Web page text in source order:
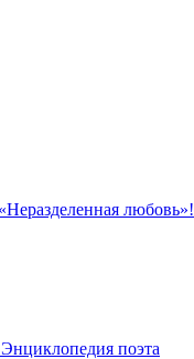
любовь»!
Энциклопедия поэта